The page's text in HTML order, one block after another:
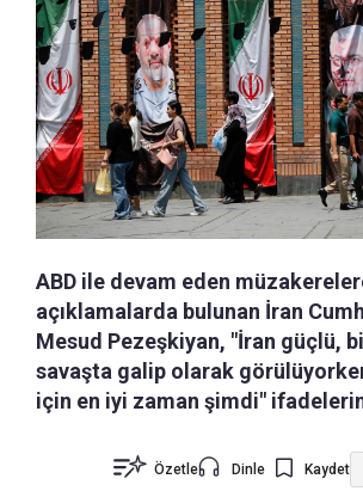
ABD ile devam eden
açıklamalarda bulunan İran
Mesud Pezeşkiyan, "İran güçlü,
savaşta galip olarak
için en iyi zaman şimdi"
Özetle Dinle Kaydet